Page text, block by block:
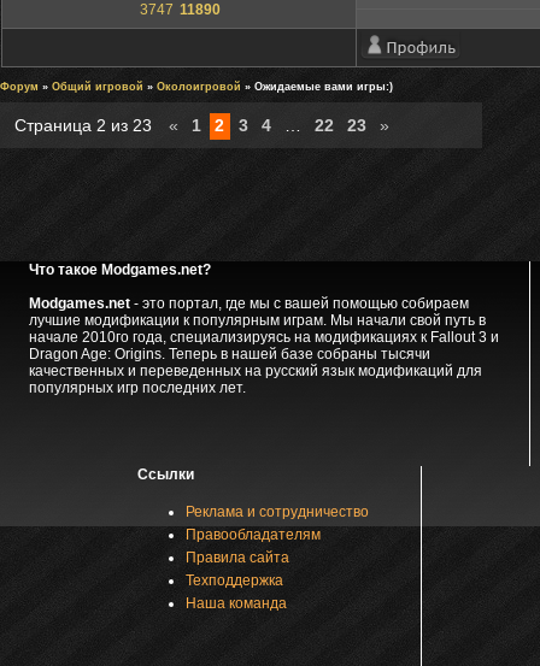
3747 11890
Форум » Общий игровой » Околоигровой » Ожидаемые вами игры:)
Страница 2 из 23 « 1 2 3 4 22 23 »
Что такое Modgames.net?
Modgames.net- это портал, где мы с вашей помощью собираем
лучшие модификации к популярным играм. Мы начали свой путь в
начале 2010го года, специализируясь на модификациях к Fallout 3 и
Dragon Age: Origins. Теперь в нашей базе собраны тысячи
качественных и переведенных на русский язык модификаций для
популярных игр последних лет.
Ссылки
Реклама и сотрудничество
Правообладателям
Правила сайта
Техподдержка
Наша команда